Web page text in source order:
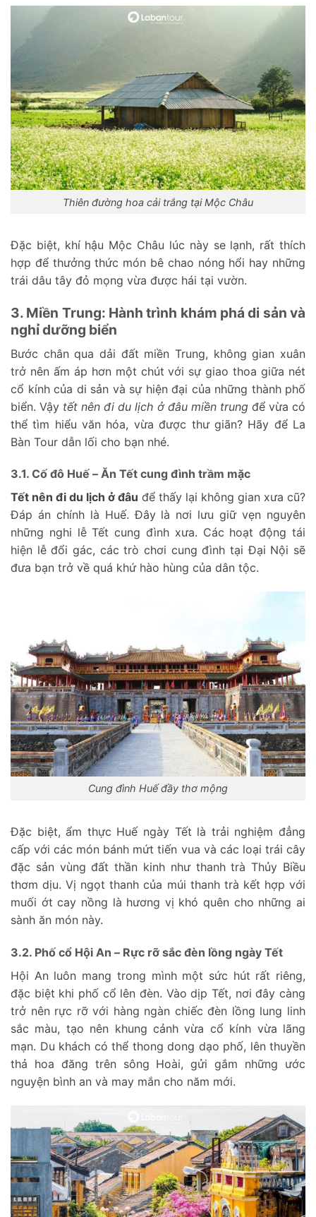
Thiên đường hoa cải trắng tại Mộc Châu
Đặc biệt, khí hậu Mộc Châu lúc này se lạnh, rất thích
hợp để thưởng thức món bê chao nóng hổi hay những
trái dâu tây đỏ mọng vừa được hái tại vườn.
3. Miền Trung: Hành trình khám phá di sản và
nghỉ dưỡng biển
Bước chân qua dải đất miền Trung, không gian xuân
trở nên ấm áp hơn một chút với sự giao thoa giữa nét
cổ kính của di sản và sự hiện đại của những thành phố
biển. Vậy tết nên đi du lịch ở đâu miền trung để vừa có
thể tìm hiểu văn hóa, vừa được thư giãn? Hãy để La
Bàn Tour dẫn lối cho bạn nhé.
3.1. Cố đô Huế – Ăn Tết cung đình trầm mặc
Tết nên đi du lịch ở đâu để thấy lại không gian xưa cũ?
Đáp án chính là Huế. Đây là nơi lưu giữ vẹn nguyên
những nghi lễ Tết cung đình xưa. Các hoạt động tái
hiện lễ đổi gác, các trò chơi cung đình tại Đại Nội sẽ
đưa bạn trở về quá khứ hào hùng của dân tộc.
Cung đình Huế đầy thơ mộng
Đặc biệt, ẩm thực Huế ngày Tết là trải nghiệm đẳng
cấp với các món bánh mứt tiến vua và các loại trái cây
đặc sản vùng đất thần kinh như thanh trà Thủy Biều
thơm dịu. Vị ngọt thanh của múi thanh trà kết hợp với
muối ớt cay nồng là hương vị khó quên cho những ai
sành ăn món này.
3.2. Phố cổ Hội An – Rực rỡ sắc đèn lồng ngày Tết
Hội An luôn mang trong mình một sức hút rất riêng,
đặc biệt khi phố cổ lên đèn. Vào dịp Tết, nơi đây càng
trở nên rực rỡ với hàng ngàn chiếc đèn lồng lung linh
sắc màu, tạo nên khung cảnh vừa cổ kính vừa lãng
mạn. Du khách có thể thong dong dạo phố, lên thuyền
thả hoa đăng trên sông Hoài, gửi gắm những ước
nguyện bình an và may mắn cho năm mới.